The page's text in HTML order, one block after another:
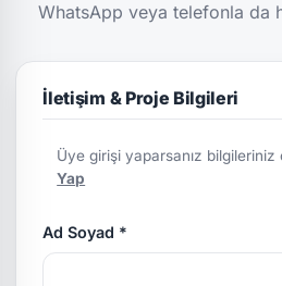
WhatsApp veya telefonla da
İletişim & Proje Bilgileri
Üye girişi yaparsanız
Yap
Ad Soyad *